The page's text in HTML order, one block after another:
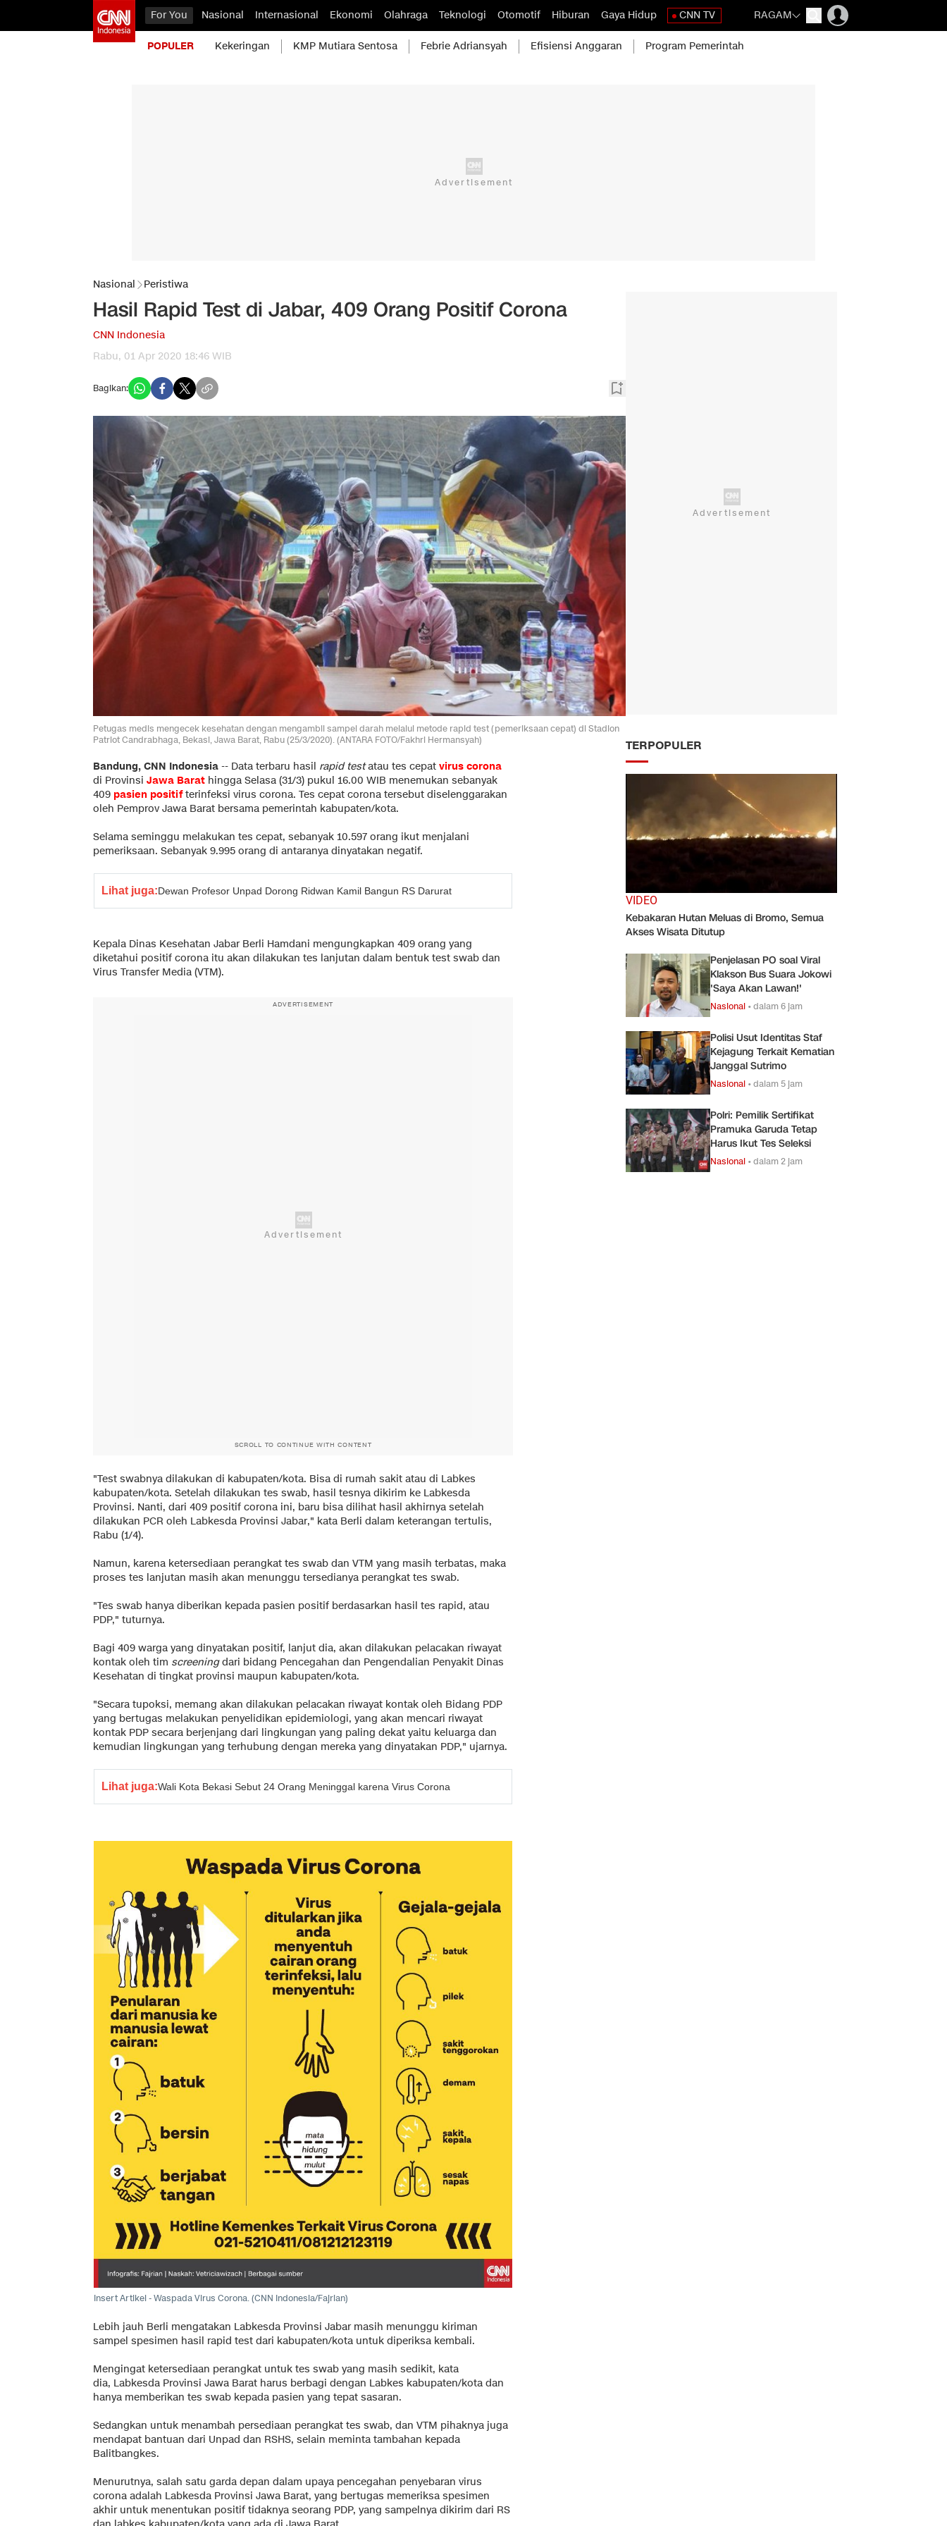
For You Nasional Internasional Ekonomi Olahraga Teknologi Otomotif Hiburan Gaya Hidup CNN TV RAGAM
POPULER Kekeringan KMP Mutiara Sentosa Febrie Adriansyah Efisiensi Anggaran Program Pemerintah
Nasional Peristiwa
Hasil Rapid Test di Jabar, 409 Orang Positif Corona
CNN Indonesia
Rabu, 01 Apr 2020 18:46 WIB
Bagikan:
Petugas medis mengecek kesehatan dengan mengambil sampel darah melalui metode rapid test (pemeriksaan cepat) di Stadion
Patriot Candrabhaga, Bekasi, Jawa Barat, Rabu (25/3/2020). (ANTARA FOTO/Fakhri Hermansyah)
Bandung, CNN Indonesia -- Data terbaru hasil rapid testatau tes cepat virus corona
di Provinsi Jawa Barat hingga Selasa (31/3) pukul 16.00 WIB menemukan sebanyak
409 pasien positifterinfeksi virus corona. Tes cepat corona tersebut diselenggarakan
oleh Pemprov Jawa Barat bersama pemerintah kabupaten/kota.
Selama seminggu melakukan tes cepat, sebanyak 10.597 orang ikut menjalani
pemeriksaan. Sebanyak 9.995 orang di antaranya dinyatakan negatif.
Lihat juga:Dewan Profesor Unpad Dorong Ridwan Kamil Bangun RS Darurat
Kepala Dinas Kesehatan Jabar Berli Hamdani mengungkapkan 409 orang yang
diketahui positif corona itu akan dilakukan tes lanjutan dalam bentuk test swab dan
Virus Transfer Media (VTM).
ADVERTISEMENT
SCROLL TO CONTINUE WITH CONTENT
"Test swabnya dilakukan di kabupaten/kota. Bisa di rumah sakit atau di Labkes
kabupaten/kota. Setelah dilakukan tes swab, hasil tesnya dikirim ke Labkesda
Provinsi. Nanti, dari 409 positif corona ini, baru bisa dilihat hasil akhirnya setelah
dilakukan PCR oleh Labkesda Provinsi Jabar," kata Berli dalam keterangan tertulis,
Rabu (1/4).
Namun, karena ketersediaan perangkat tes swab dan VTM yang masih terbatas, maka
proses tes lanjutan masih akan menunggu tersedianya perangkat tes swab.
"Tes swab hanya diberikan kepada pasien positif berdasarkan hasil tes rapid, atau
PDP," tuturnya.
Bagi 409 warga yang dinyatakan positif, lanjut dia, akan dilakukan pelacakan riwayat
kontak oleh tim screeningdari bidang Pencegahan dan Pengendalian Penyakit Dinas
Kesehatan di tingkat provinsi maupun kabupaten/kota.
"Secara tupoksi, memang akan dilakukan pelacakan riwayat kontak oleh Bidang PDP
yang bertugas melakukan penyelidikan epidemiologi, yang akan mencari riwayat
kontak PDP secara berjenjang dari lingkungan yang paling dekat yaitu keluarga dan
kemudian lingkungan yang terhubung dengan mereka yang dinyatakan PDP," ujarnya.
Lihat juga:Wali Kota Bekasi Sebut 24 Orang Meninggal karena Virus Corona
Insert Artikel - Waspada Virus Corona.(CNN Indonesia/Fajrian)
Lebih jauh Berli mengatakan Labkesda Provinsi Jabar masih menunggu kiriman
sampel spesimen hasil rapid test dari kabupaten/kota untuk diperiksa kembali.
Mengingat ketersediaan perangkat untuk tes swab yang masih sedikit, kata
dia, Labkesda Provinsi Jawa Barat harus berbagi dengan Labkes kabupaten/kota dan
hanya memberikan tes swab kepada pasien yang tepat sasaran.
Sedangkan untuk menambah persediaan perangkat tes swab, dan VTM pihaknya juga
mendapat bantuan dari Unpad dan RSHS, selain meminta tambahan kepada
Balitbangkes.
Menurutnya, salah satu garda depan dalam upaya pencegahan penyebaran virus
corona adalah Labkesda Provinsi Jawa Barat, yang bertugas memeriksa spesimen
akhir untuk menentukan positif tidaknya seorang PDP, yang sampelnya dikirim dari RS
TERPOPULER
VIDEO
Kebakaran Hutan Meluas di Bromo, Semua
Akses Wisata Ditutup
Penjelasan PO soal Viral
Klakson Bus Suara Jokowi
'Saya Akan Lawan!'
Nasional •dalam 6 jam
Polisi Usut Identitas Staf
Kejagung Terkait Kematian
Janggal Sutrimo
Nasional •dalam 5 jam
Polri: Pemilik Sertifikat
Pramuka Garuda Tetap
Harus Ikut Tes Seleksi
Nasional •dalam 2 jam